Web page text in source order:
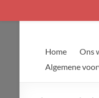
Home Ons
Algemene